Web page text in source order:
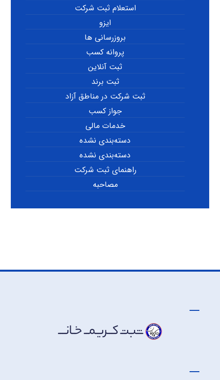
استعلام ثبت شرکت
ایزو
بروزرسانی ها
پروانه کسب
ثبت آنلاین
ثبت برند
ثبت شرکت در مناطق آزاد
جواز کسب
خدمات مالی
دسته‌بندی نشده
دسته‌بندی نشده
راهنمای ثبت شرکت
مصاحبه